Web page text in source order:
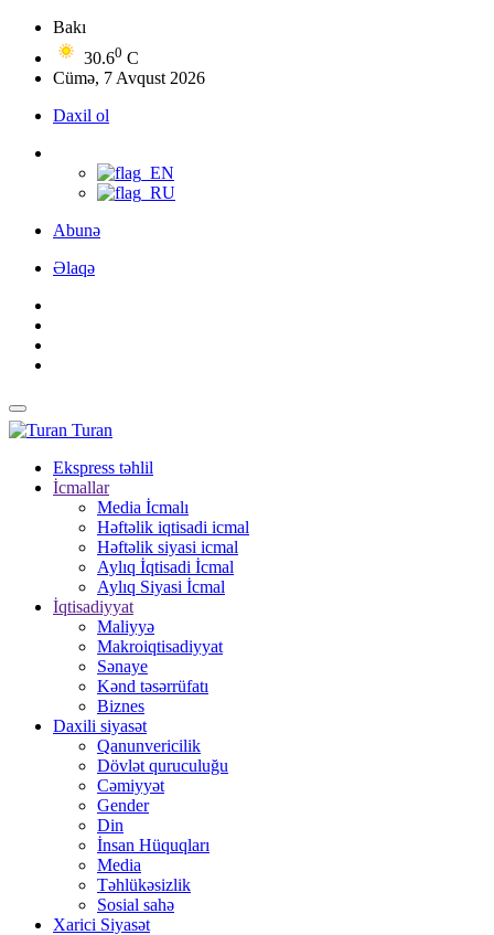
Bakı
30.60 C
Cümə, 7 Avqust 2026
Daxil ol
Abunə
Əlaqə
Turan
Ekspress təhlil
İcmallar
Media İcmalı
Həftəlik iqtisadi icmal
Həftəlik siyasi icmal
Aylıq İqtisadi İcmal
Aylıq Siyasi İcmal
İqtisadiyyat
Maliyyə
Makroiqtisadiyyat
Sənaye
Kənd təsərrüfatı
Biznes
Daxili siyasət
Qanunvericilik
Dövlət quruculuğu
Cəmiyyət
Gender
Din
İnsan Hüquqları
Media
Təhlükəsizlik
Sosial sahə
Xarici Siyasət